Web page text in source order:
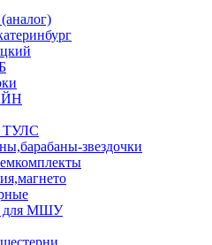
ТУЛС
звездочки
для МШУ